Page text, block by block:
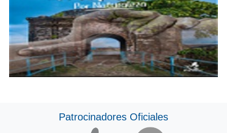
Patrocinadores Oficiales